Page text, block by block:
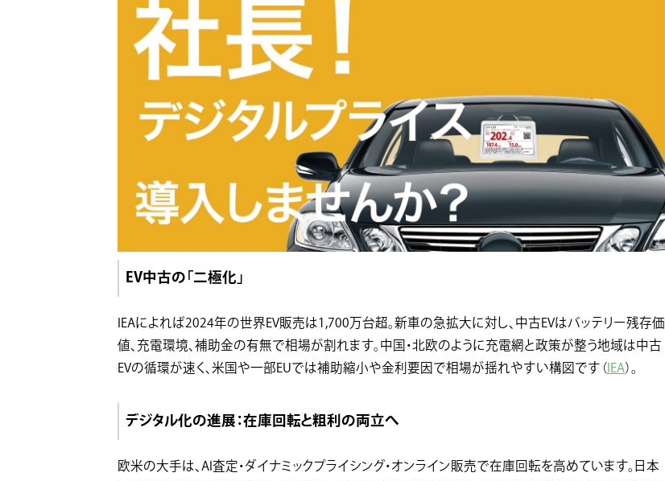
EV中古の「二極化」
IEAによれば2024年の世界EV販売は1,700万台超。新車の急拡大に対し、中古EVはバッテリー残存価
値、充電環境、補助金の有無で相場が割れます。中国・北欧のように充電網と政策が整う地域は中古
EVの循環が速く、米国や一部EUでは補助縮小や金利要因で相場が揺れやすい構図です（ IEA）。
デジタル化の進展：在庫回転と粗利の両立へ
欧米の大手は、AI査定・ダイナミックプライシング・オンライン販売で在庫回転を高めています。日本